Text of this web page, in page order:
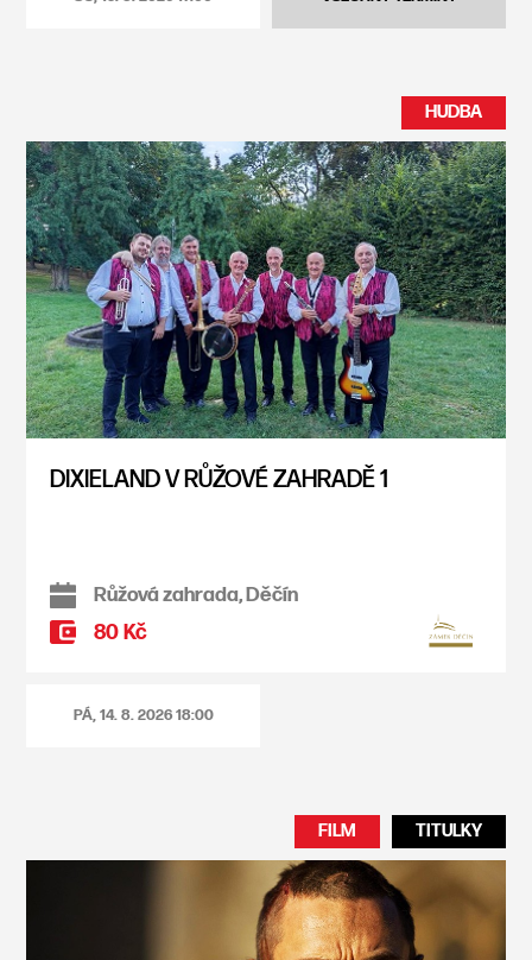
HUDBA
DIXIELAND V RŮŽOVÉ ZAHRADĚ 1
Růžová zahrada, Děčín
80 Kč
PÁ, 14. 8. 202618:00
FILM TITULKY